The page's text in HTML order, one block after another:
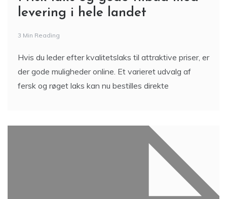
levering i hele landet
3 Min Reading
Hvis du leder efter kvalitetslaks til attraktive priser, er
der gode muligheder online. Et varieret udvalg af
fersk og røget laks kan nu bestilles direkte